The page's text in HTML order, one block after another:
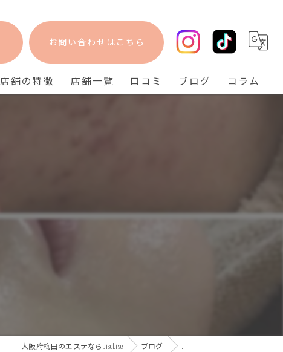
お問い合わせはこちら
店舗の特徴 店舗一覧 口コミ ブログ コラム
大阪府梅田のエステならbisebise ブログ .